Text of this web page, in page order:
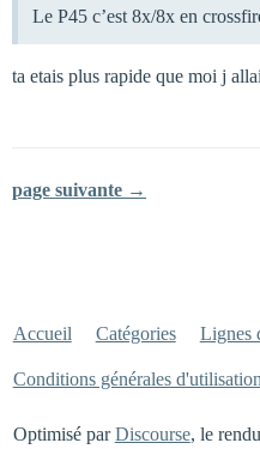
Le P45 c’est 8x/8x en
ta etais plus rapide que moi j
page suivante →
Accueil Catégories Lignes
Conditions générales d'utilisation
Optimisé parDiscourse, le